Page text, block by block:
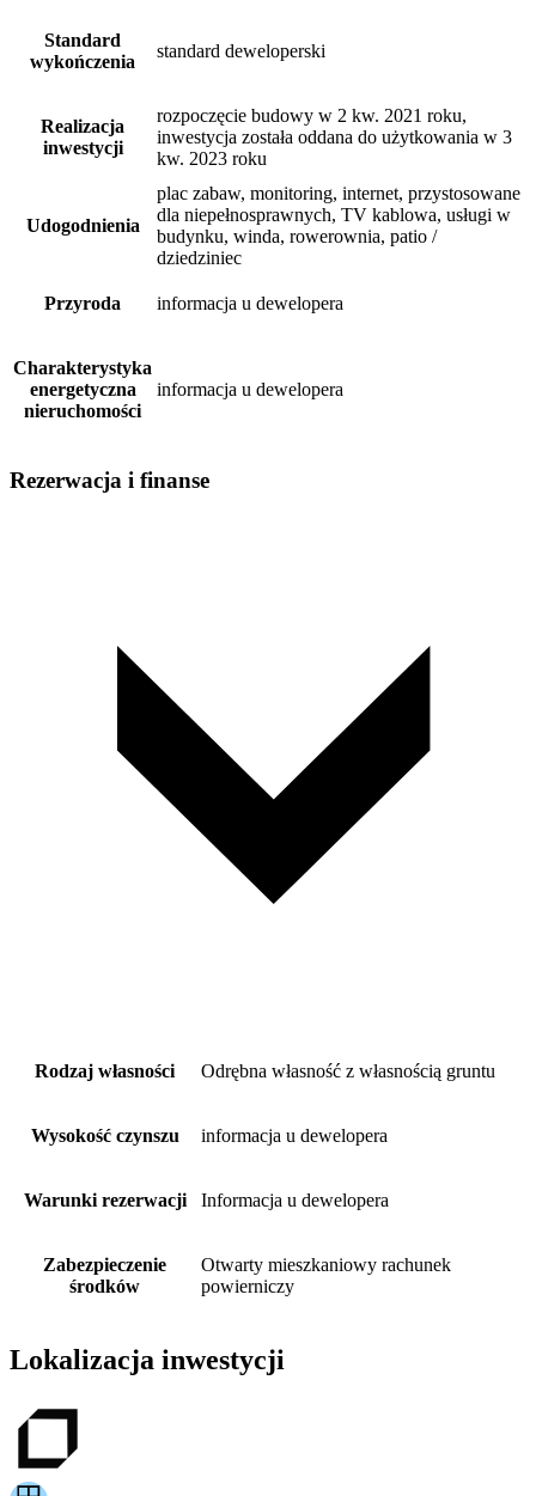
Standard
wykończenia
standard deweloperski
Realizacja
inwestycji
rozpoczęcie budowy w 2 kw. 2021 roku,
inwestycja została oddana do użytkowania w 3
kw. 2023 roku
Udogodnienia
plac zabaw, monitoring, internet, przystosowane
dla niepełnosprawnych, TV kablowa, usługi w
budynku, winda, rowerownia, patio /
dziedziniec
Przyroda informacja u dewelopera
Charakterystyka
energetyczna
nieruchomości
informacja u dewelopera
Rezerwacja i finanse
Rodzaj własności Odrębna własność z własnością gruntu
Wysokość czynszu informacja u dewelopera
Warunki rezerwacji Informacja u dewelopera
Zabezpieczenie
środków
Otwarty mieszkaniowy rachunek
powierniczy
Lokalizacja inwestycji